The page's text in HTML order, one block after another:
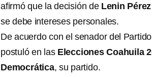
afirmó que la decisión de Lenin Pérez
se debe intereses personales.
De acuerdo con el senador del
postuló en las Elecciones Coahuila
Democrática, su partido.